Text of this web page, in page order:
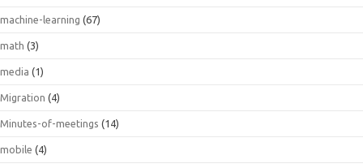
machine-learning (67)
math (3)
media (1)
Migration (4)
Minutes-of-meetings (14)
mobile (4)